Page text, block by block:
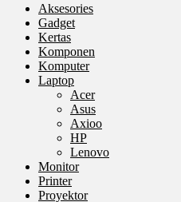
Aksesories
Gadget
Kertas
Komponen
Komputer
Laptop
Acer
Asus
Axioo
HP
Lenovo
Monitor
Printer
Proyektor